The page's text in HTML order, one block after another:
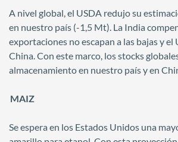
A nivel global, el USDA redujo su
en nuestro país (-1,5 Mt). La India
exportaciones no escapan a las bajas y
China. Con este marco, los stocks
almacenamiento en nuestro país y en
MAIZ
Se espera en los Estados Unidos una